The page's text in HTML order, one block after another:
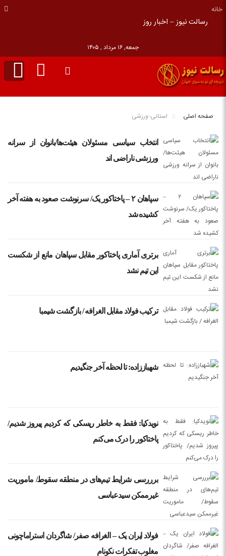
خانه
رسالت نیوز – اخبار روز
جمعه, ۱۶ مرداد , ۱۴۰۵
صفحه اصلی استانی-ورزشی
انتخاب سیاسی مسئولان هیئت‌ها/بانوان از سرانه
ورزشی ناراضی اند
سپاهان ۲ – پاختاکور یک/ سرنوشت صعود به هفته آخر
کشیده شد
برتری آماری پاختاکور مقابل سپاهان مانع از شکست
این تیم نشد
ترکیب فولاد مقابل الغرافه / بازگشت شیمبا
شهباززاده: تا لحظه آخر جنگیدیم
نویدکیا: فقط به خاطر ریسکی که کردیم پیروز شدیم/
پاختاکور را درک می‌کنم
برررسی شرایط تیم‌های در منطقه سقوط/ ماموریت
غیرممکن سیدعباسی
فولاد ایران یک – الغرافه صفر/ شاگردان استراماچونی
مغلوب تفکرات نکونام